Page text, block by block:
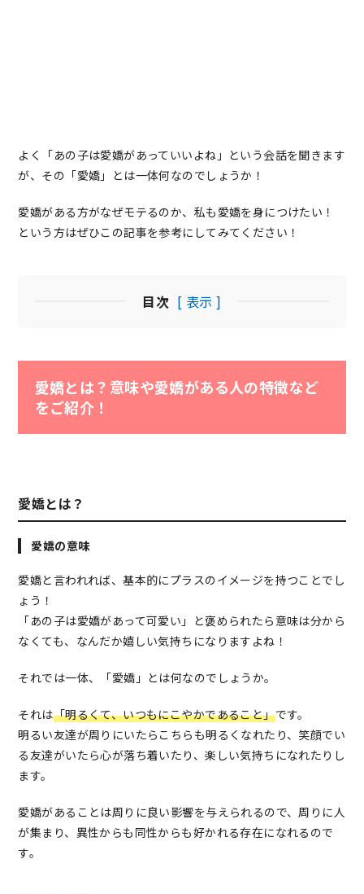
よく「あの子は愛嬌があっていいよね」という会話を聞きます
が、その「愛嬌」とは一体何なのでしょうか！
愛嬌がある方がなぜモテるのか、私も愛嬌を身につけたい！
という方はぜひこの記事を参考にしてみてください！
目次 [ 表示 ]
愛嬌とは？意味や愛嬌がある人の特徴など
をご紹介！
愛嬌とは？
愛嬌の意味
愛嬌と言われれば、基本的にプラスのイメージを持つことでし
ょう！
「あの子は愛嬌があって可愛い」と褒められたら意味は分から
なくても、なんだか嬉しい気持ちになりますよね！
それでは一体、「愛嬌」とは何なのでしょうか。
それは「明るくて、いつもにこやかであること」です。
明るい友達が周りにいたらこちらも明るくなれたり、笑顔でい
る友達がいたら心が落ち着いたり、楽しい気持ちになれたりし
ます。
愛嬌があることは周りに良い影響を与えられるので、周りに人
が集まり、異性からも同性からも好かれる存在になれるので
す。